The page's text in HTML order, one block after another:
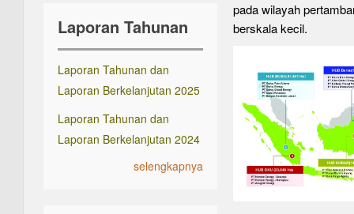
Laporan Tahunan
Laporan Tahunan dan
Laporan Berkelanjutan 2025
Laporan Tahunan dan
Laporan Berkelanjutan 2024
selengkapnya
pada wilayah
berskala kecil.